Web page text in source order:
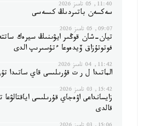
11:40, 05 تامىز 2026
سەكسەن باتىردىڭ كىسەسى
09:07, 05 تامىز 2026
تيان-شان قوڭىر ايۋىنىڭ سيرەك
فوتوتۇزاق ۆيدەوعا ءتۇسىرىپ الدى
11:42, 04 تامىز 2026
الماتىدا ل ر ت قۇرىلىسى قاي ساتىدا
15:42, 03 تامىز 2026
زايسانداعى اۋەجاي قۇرىلىسى اياقتالۋعا
قالدى